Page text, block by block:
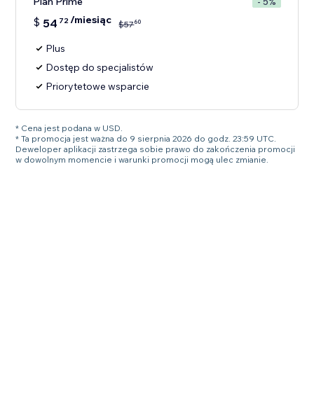
$ 54 72/miesiąc $5760
Plus
Dostęp do specjalistów
Priorytetowe wsparcie
* Cena jest podana w USD.
* Ta promocja jest ważna do 9 sierpnia 2026 do godz. 23:59 UTC.
Deweloper aplikacji zastrzega sobie prawo do zakończenia promocji
w dowolnym momencie i warunki promocji mogą ulec zmianie.